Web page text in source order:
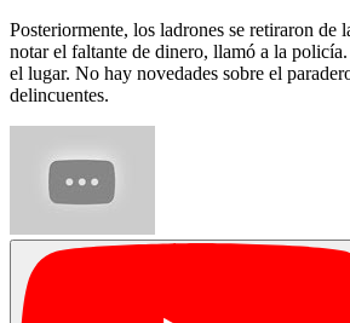
Posteriormente, los ladrones se retiraron de
notar el faltante de dinero, llamó a la
el lugar. No hay novedades sobre el
delincuentes.